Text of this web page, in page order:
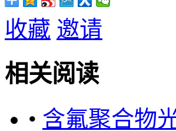
收藏 邀请
相关阅读
• 含氟聚合物